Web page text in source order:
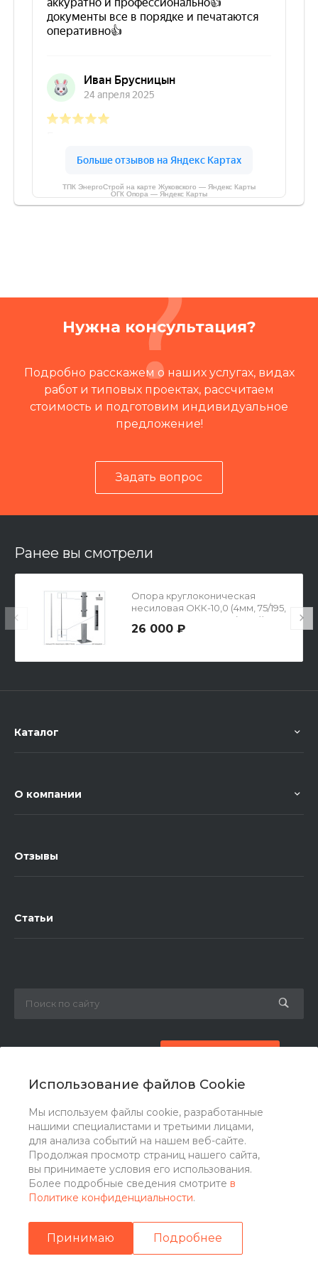
Использование файлов Cookie
Мы используем файлы cookie, разработанные
нашими специалистами и третьими лицами,
для анализа событий на нашем веб-сайте.
Продолжая просмотр страниц нашего сайта,
вы принимаете условия его использования.
Более подробные сведения смотрите в
Политике конфиденциальности.
Принимаю Подробнее
ТПК ЭнергоСтрой на карте Жуковского — Яндекс Карты
ОГК Опора — Яндекс Карты
Нужна консультация?
Подробно расскажем о наших услугах, видах
работ и типовых проектах, рассчитаем
стоимость и подготовим индивидуальное
предложение!
Задать вопрос
Ранее вы смотрели
Опора круглоконическая
несиловая ОКК-10,0 (4мм, 75/195,
300х300х10-300-4х33(М30))
26 000 ₽
Каталог
О компании
Отзывы
Статьи
zakaz@ogk-opora.ru
г. Москва, г. Москва, ул. 7-я Парковая, 24